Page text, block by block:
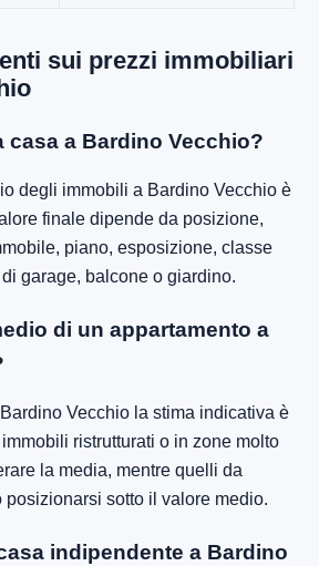
sui prezzi immobiliari
casa a Bardino Vecchio?
degli immobili a Bardino Vecchio è
finale dipende da posizione,
piano, esposizione, classe
garage, balcone o giardino.
di un appartamento a
Vecchio la stima indicativa è
ristrutturati o in zone molto
la media, mentre quelli da
sotto il valore medio.
indipendente a Bardino